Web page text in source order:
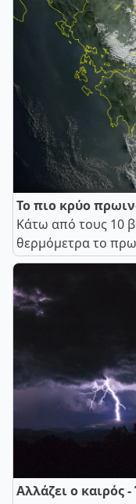
Το πιο κρύο
Κάτω από τους 10
θερμόμετρα το
Αλλάζει ο καιρός